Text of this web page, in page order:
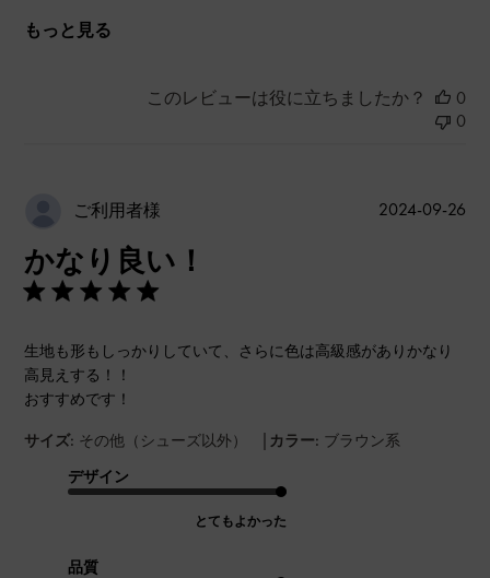
もっと見る
このレビューは役に立ちましたか？
0
0
ご利用者様
かなり良い！
生地も形もしっかりしていて、さらに色は高級感がありかなり
高見えする！！
おすすめです！
サイズ: その他（シューズ以外） | カラー: ブラウン系
デザイン
とてもよかった
品質
公
2024-09-26